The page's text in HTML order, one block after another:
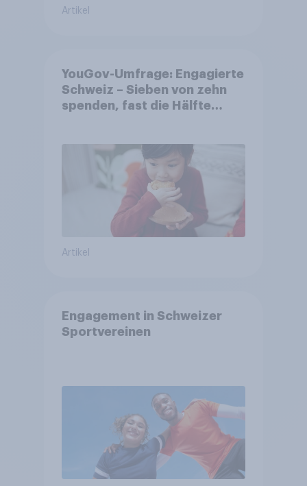
Artikel
YouGov-Umfrage: Engagierte
Schweiz – Sieben von zehn
spenden, fast die Hälfte
Artikel
Engagement in Schweizer
Sportvereinen